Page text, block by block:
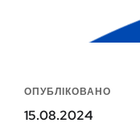
ОПУБЛІКОВАНО
15.08.2024